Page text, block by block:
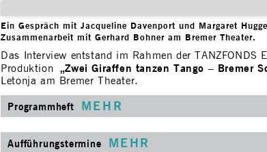
Ein Gespräch mit Jacqueline Davenport und Margaret
Zusammenarbeit mit Gerhard Bohner am Bremer Theater.
Das Interview entstand im Rahmen der TANZFONDS
Produktion „Zwei Giraffen tanzen Tango – Bremer
Letonja am Bremer Theater.
Programmheft MEHR
Aufführungstermine MEHR